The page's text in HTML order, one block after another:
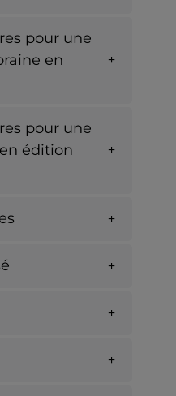
pour une
en
pour une
édition